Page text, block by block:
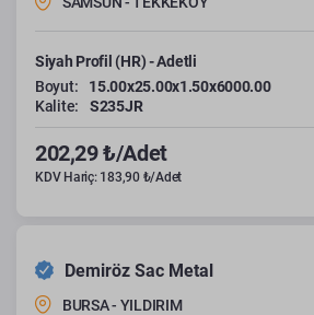
Siyah Profil (HR) - Adetli
Boyut:
15.00x25.00x1.50x6000.00
Kalite:
S235JR
202,29 ₺/Adet
KDV Hariç: 183,90 ₺/Adet
Demiröz Sac Metal
BURSA - YILDIRIM